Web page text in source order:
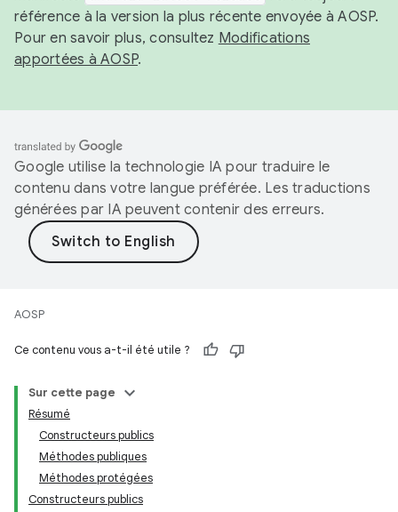
référence à la version la plus récente envoyée à AOSP.
Pour en savoir plus, consultez Modifications
apportées à AOSP.
Google utilise la technologie IA pour traduire le
contenu dans votre langue préférée. Les traductions
générées par IA peuvent contenir des erreurs.
AOSP
Ce contenu vous a-t-il été utile ?
Sur cette page
Résumé
Constructeurs publics
Méthodes publiques
Méthodes protégées
Constructeurs publics